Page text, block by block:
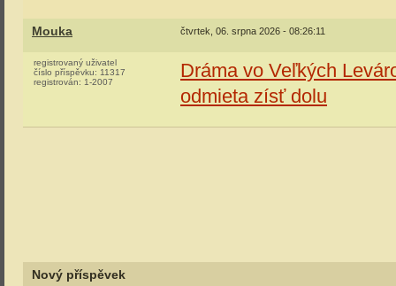
Mouka čtvrtek, 06. srpna 2026 - 08:26:11
registrovaný uživatel
číslo příspěvku: 11317
registrován: 1-2007
Dráma vo Veľkých
odmieta zísť dolu
Nový příspěvek